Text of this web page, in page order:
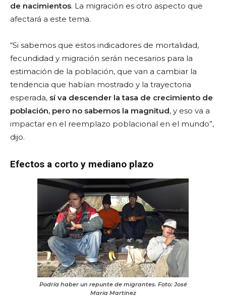
de nacimientos. La migración es otro aspecto que
afectará a este tema.
“Si sabemos que estos indicadores de mortalidad,
fecundidad y migración serán necesarios para la
estimación de la población, que van a cambiar la
tendencia que habían mostrado y la trayectoria
esperada, sí va descender la tasa de crecimiento de
población, pero no sabemos la magnitud, y eso va a
impactar en el reemplazo poblacional en el mundo”,
dijo.
Efectos a corto y mediano plazo
Podría haber un repunte de migrantes. Foto: José
María Martínez